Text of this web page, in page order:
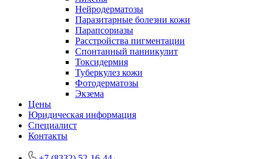
Нейродерматозы
Паразитарные болезни кожи
Парапсориазы
Расстройства пигментации
Спонтанный панникулит
Токсидермия
Туберкулез кожи
Фотодерматозы
Экзема
Цены
Юридическая информация
Специалист
Контакты